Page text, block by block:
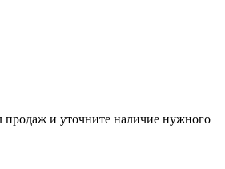
продаж и уточните наличие нужного